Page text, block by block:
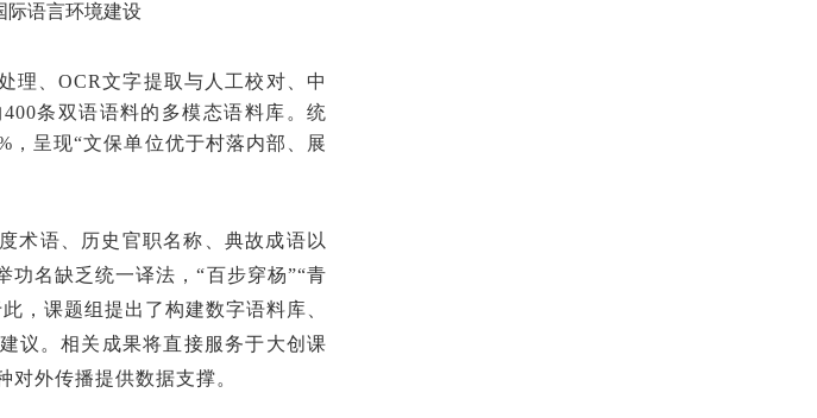
际语言环境建设
理、OCR文字提取与人工校对、中
条双语语料的多模态语料库。统
，呈现“文保单位优于村落内部、展
术语、历史官职名称、典故成语以
功名缺乏统一译法，“百步穿杨”“青
，课题组提出了构建数字语料库、
议。相关成果将直接服务于大创课
外传播提供数据支撑。